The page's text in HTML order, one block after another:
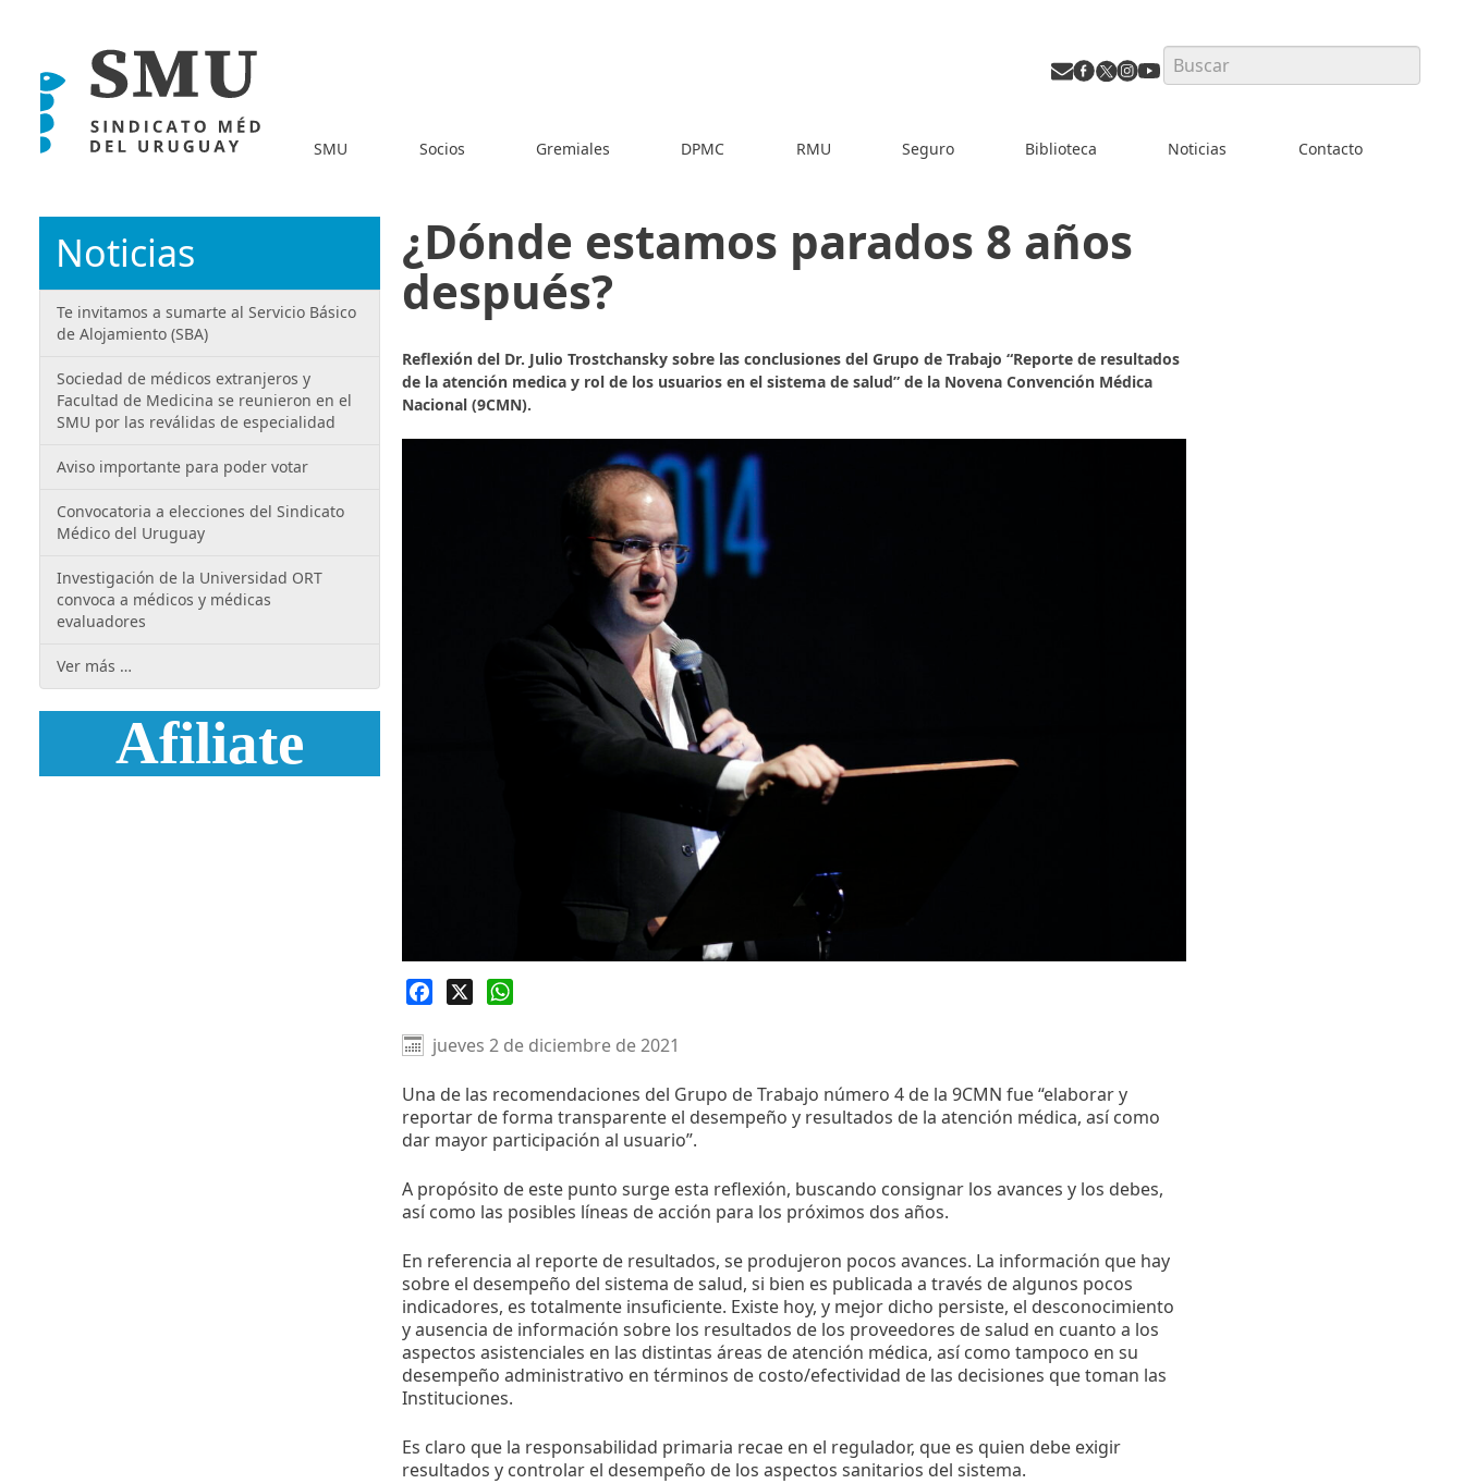
Search
SMU Socios Gremiales DPMC RMU Seguro Biblioteca Noticias Contacto
¿Dónde estamos parados 8 años
después?
Reflexión del Dr. Julio Trostchansky sobre las conclusiones del Grupo de Trabajo “Reporte de resultados
de la atención medica y rol de los usuarios en el sistema de salud” de la Novena Convención Médica
Nacional (9CMN).
Facebook
jueves 2 de diciembre de 2021
Una de las recomendaciones del Grupo de Trabajo número 4 de la 9CMN fue “elaborar y
reportar de forma transparente el desempeño y resultados de la atención médica, así como
dar mayor participación al usuario”.
A propósito de este punto surge esta reflexión, buscando consignar los avances y los debes,
así como las posibles líneas de acción para los próximos dos años.
En referencia al reporte de resultados, se produjeron pocos avances. La información que hay
sobre el desempeño del sistema de salud, si bien es publicada a través de algunos pocos
indicadores, es totalmente insuficiente. Existe hoy, y mejor dicho persiste, el desconocimiento
y ausencia de información sobre los resultados de los proveedores de salud en cuanto a los
aspectos asistenciales en las distintas áreas de atención médica, así como tampoco en su
desempeño administrativo en términos de costo/efectividad de las decisiones que toman las
Instituciones.
Es claro que la responsabilidad primaria recae en el regulador, que es quien debe exigir
resultados y controlar el desempeño de los aspectos sanitarios del sistema.
Noticias
Te invitamos a sumarte al Servicio Básico
de Alojamiento (SBA)
Sociedad de médicos extranjeros y
Facultad de Medicina se reunieron en el
SMU por las reválidas de especialidad
Aviso importante para poder votar
Convocatoria a elecciones del Sindicato
Médico del Uruguay
Investigación de la Universidad ORT
convoca a médicos y médicas
evaluadores
Ver más …
Afiliate